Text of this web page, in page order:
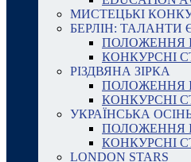
МИСТЕЦЬКІ
БЕРЛІН: ТАЛАНТИ
ПОЛОЖЕННЯ
КОНКУРСНІ
РІЗДВЯНА ЗІРКА
ПОЛОЖЕННЯ
КОНКУРСНІ
УКРАЇНСЬКА
ПОЛОЖЕННЯ
КОНКУРСНІ
LONDON STARS